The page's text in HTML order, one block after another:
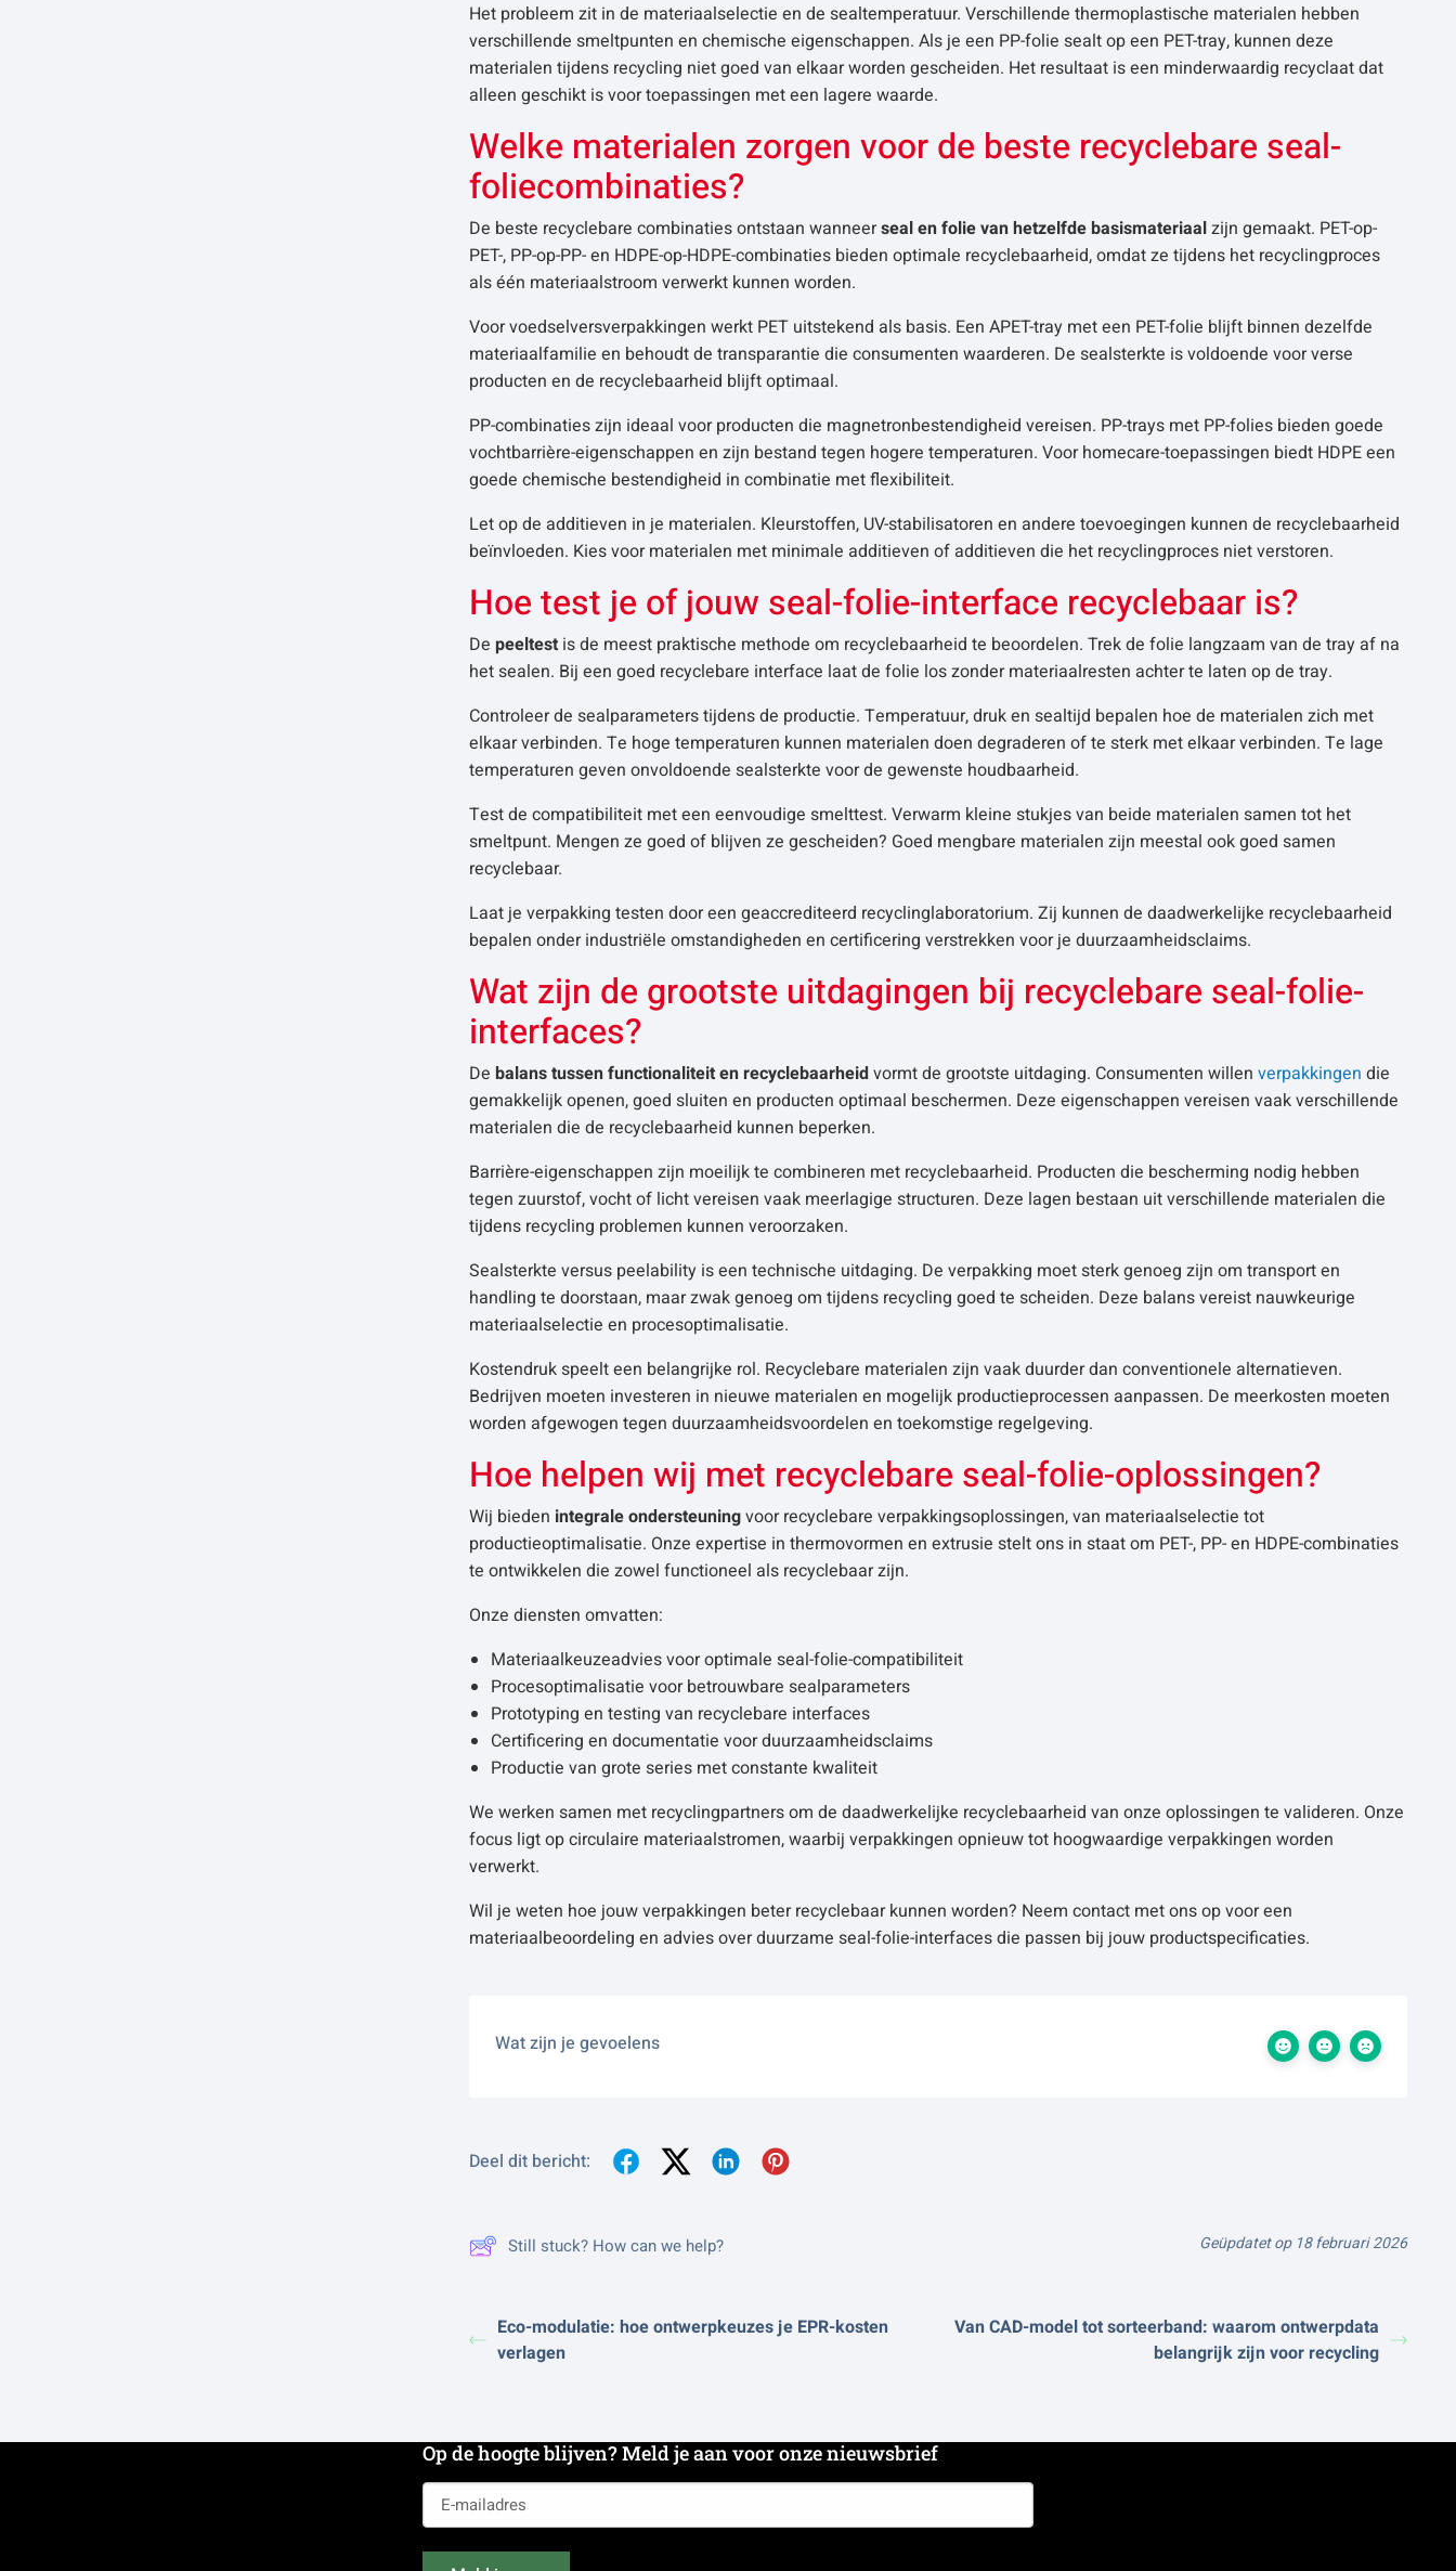
Het probleem zit in de materiaalselectie en de sealtemperatuur. Verschillende thermoplastische materialen hebben
verschillende smeltpunten en chemische eigenschappen. Als je een PP-folie sealt op een PET-tray, kunnen deze
materialen tijdens recycling niet goed van elkaar worden gescheiden. Het resultaat is een minderwaardig recyclaat dat
alleen geschikt is voor toepassingen met een lagere waarde.
Welke materialen zorgen voor de beste recyclebare seal-
foliecombinaties?
De beste recyclebare combinaties ontstaan wanneerseal en folie van hetzelfde basismateriaalzijn gemaakt. PET-op-
PET-, PP-op-PP- en HDPE-op-HDPE-combinaties bieden optimale recyclebaarheid, omdat ze tijdens het recyclingproces
als één materiaalstroom verwerkt kunnen worden.
Voor voedselversverpakkingen werkt PET uitstekend als basis. Een APET-tray met een PET-folie blijft binnen dezelfde
materiaalfamilie en behoudt de transparantie die consumenten waarderen. De sealsterkte is voldoende voor verse
producten en de recyclebaarheid blijft optimaal.
PP-combinaties zijn ideaal voor producten die magnetronbestendigheid vereisen. PP-trays met PP-folies bieden goede
vochtbarrière-eigenschappen en zijn bestand tegen hogere temperaturen. Voor homecare-toepassingen biedt HDPE een
goede chemische bestendigheid in combinatie met flexibiliteit.
Let op de additieven in je materialen. Kleurstoffen, UV-stabilisatoren en andere toevoegingen kunnen de recyclebaarheid
beïnvloeden. Kies voor materialen met minimale additieven of additieven die het recyclingproces niet verstoren.
Hoe test je of jouw seal-folie-interface recyclebaar is?
Depeeltest is de meest praktische methode om recyclebaarheid te beoordelen. Trek de folie langzaam van de tray af na
het sealen. Bij een goed recyclebare interface laat de folie los zonder materiaalresten achter te laten op de tray.
Controleer de sealparameters tijdens de productie. Temperatuur, druk en sealtijd bepalen hoe de materialen zich met
elkaar verbinden. Te hoge temperaturen kunnen materialen doen degraderen of te sterk met elkaar verbinden. Te lage
temperaturen geven onvoldoende sealsterkte voor de gewenste houdbaarheid.
Test de compatibiliteit met een eenvoudige smelttest. Verwarm kleine stukjes van beide materialen samen tot het
smeltpunt. Mengen ze goed of blijven ze gescheiden? Goed mengbare materialen zijn meestal ook goed samen
recyclebaar.
Laat je verpakking testen door een geaccrediteerd recyclinglaboratorium. Zij kunnen de daadwerkelijke recyclebaarheid
bepalen onder industriële omstandigheden en certificering verstrekken voor je duurzaamheidsclaims.
Wat zijn de grootste uitdagingen bij recyclebare seal-folie-
interfaces?
Debalans tussen functionaliteit en recyclebaarheidvormt de grootste uitdaging. Consumenten willenverpakkingen die
gemakkelijk openen, goed sluiten en producten optimaal beschermen. Deze eigenschappen vereisen vaak verschillende
materialen die de recyclebaarheid kunnen beperken.
Barrière-eigenschappen zijn moeilijk te combineren met recyclebaarheid. Producten die bescherming nodig hebben
tegen zuurstof, vocht of licht vereisen vaak meerlagige structuren. Deze lagen bestaan uit verschillende materialen die
tijdens recycling problemen kunnen veroorzaken.
Sealsterkte versus peelability is een technische uitdaging. De verpakking moet sterk genoeg zijn om transport en
handling te doorstaan, maar zwak genoeg om tijdens recycling goed te scheiden. Deze balans vereist nauwkeurige
materiaalselectie en procesoptimalisatie.
Kostendruk speelt een belangrijke rol. Recyclebare materialen zijn vaak duurder dan conventionele alternatieven.
Bedrijven moeten investeren in nieuwe materialen en mogelijk productieprocessen aanpassen. De meerkosten moeten
worden afgewogen tegen duurzaamheidsvoordelen en toekomstige regelgeving.
Hoe helpen wij met recyclebare seal-folie-oplossingen?
Wij bieden integrale ondersteuningvoor recyclebare verpakkingsoplossingen, van materiaalselectie tot
productieoptimalisatie. Onze expertise in thermovormen en extrusie stelt ons in staat om PET-, PP- en HDPE-combinaties
te ontwikkelen die zowel functioneel als recyclebaar zijn.
Onze diensten omvatten:
Materiaalkeuzeadvies voor optimale seal-folie-compatibiliteit
Procesoptimalisatie voor betrouwbare sealparameters
Prototyping en testing van recyclebare interfaces
Certificering en documentatie voor duurzaamheidsclaims
Productie van grote series met constante kwaliteit
We werken samen met recyclingpartners om de daadwerkelijke recyclebaarheid van onze oplossingen te valideren. Onze
focus ligt op circulaire materiaalstromen, waarbij verpakkingen opnieuw tot hoogwaardige verpakkingen worden
verwerkt.
Wil je weten hoe jouw verpakkingen beter recyclebaar kunnen worden? Neem contact met ons op voor een
materiaalbeoordeling en advies over duurzame seal-folie-interfaces die passen bij jouw productspecificaties.
Wat zijn je gevoelens
Deel dit bericht:
Still stuck? How can we help? Geüpdatet op 18 februari 2026
Eco-modulatie: hoe ontwerpkeuzes je EPR-kosten
verlagen
Van CAD-model tot sorteerband: waarom ontwerpdata
belangrijk zijn voor recycling
Op de hoogte blijven? Meld je aan voor onze nieuwsbrief
mailadres
(Vereist)